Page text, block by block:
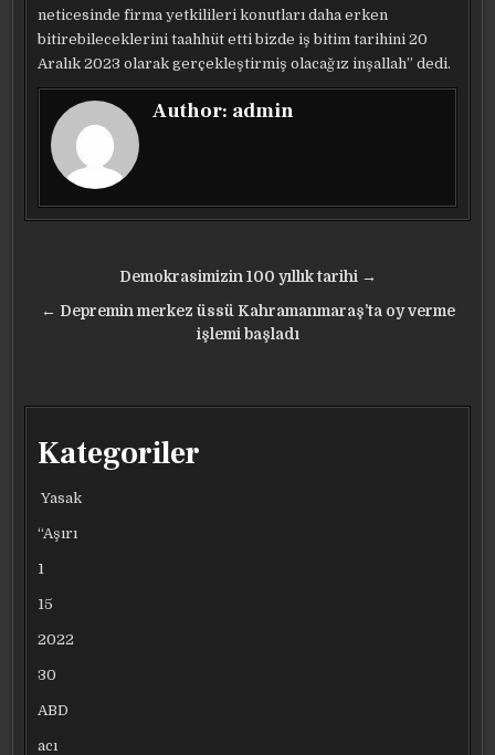
neticesinde firma yetkilileri konutları daha erken
bitirebileceklerini taahhüt etti bizde iş bitim tarihini 20
Aralık 2023 olarak gerçekleştirmiş olacağız inşallah” dedi.
Author: admin
gezinmesi
Demokrasimizin 100 yıllık tarihi →
← Depremin merkez üssü Kahramanmaraş’ta oy verme
işlemi başladı
Kategoriler
Yasak
“Aşırı
1
15
2022
30
ABD
acı